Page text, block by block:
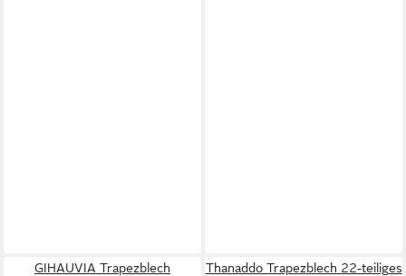
GIHAUVIA Trapezblech
Thanaddo Trapezblech 22-teiliges